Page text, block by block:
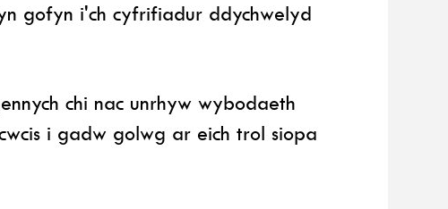
gofyn i'ch cyfrifiadur ddychwelyd
chi nac unrhyw wybodaeth
i gadw golwg ar eich trol siopa